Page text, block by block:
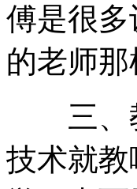
傅是很
的老师
三、教
技术就